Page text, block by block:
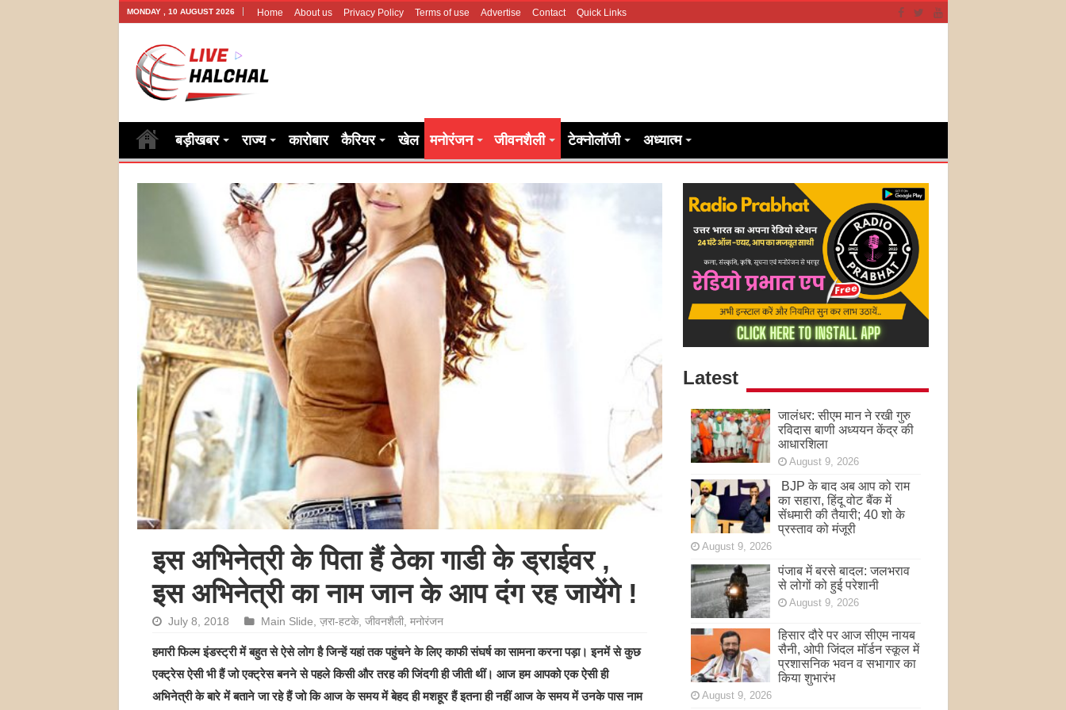
MONDAY , 10 AUGUST 2026 Home About us Privacy Policy Terms of use Advertise Contact Quick Links
बड़ीखबर राज्य कारोबार कैरियर खेल मनोरंजन जीवनशैली टेक्नोलॉजी अध्यात्म
इस अभिनेत्री के पिता हैं ठेका गाडी के ड्राईवर ,
इस अभिनेत्री का नाम जान के आप दंग रह जायेंगे !
July 8, 2018 Main Slide ज़रा-हटके, जीवनशैली, मनोरंजन
हमारी फिल्म इंडस्ट्री में बहुत से ऐसे लोग है जिन्हें यहां तक पहुंचने के लिए काफी संघर्ष का सामना करना पड़ा। इनमें से कुछ
एक्ट्रेस ऐसी भी हैं जो एक्‍ट्रेस बनने से पहले किसी और तरह की जिंदगी ही जीती थीं। आज हम आपको एक ऐसी ही
अभिनेत्री के बारे में बताने जा रहे हैं जो कि आज के समय में बेहद ही मशहूर हैं इतना ही नहीं आज के समय में उनके पास नाम
Latest
जालंधर: सीएम मान ने रखी गुरु
रविदास बाणी अध्ययन केंद्र की
आधारशिला
August 9, 2026
BJP के बाद अब आप को राम
का सहारा, हिंदू वोट बैंक में
सेंधमारी की तैयारी; 40 शो के
प्रस्ताव को मंजूरी
August 9, 2026
पंजाब में बरसे बादल: जलभराव
से लोगों को हुई परेशानी
August 9, 2026
हिसार दौरे पर आज सीएम नायब
सैनी, ओपी जिंदल मॉर्डन स्कूल में
प्रशासनिक भवन व सभागार का
किया शुभारंभ
August 9, 2026